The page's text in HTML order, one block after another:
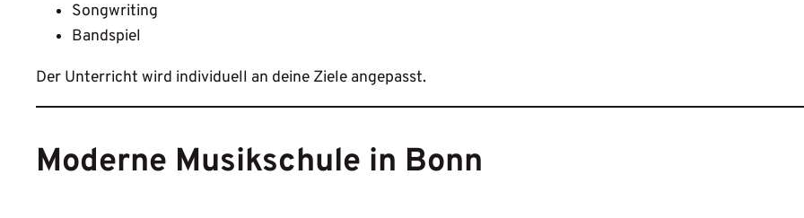
Songwriting
Bandspiel
Der Unterricht wird individuell an deine Ziele angepasst.
Moderne Musikschule in Bonn